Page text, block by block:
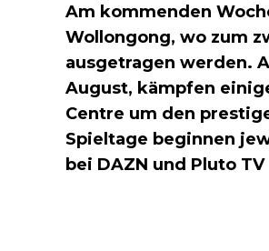
Am kommenden
Wollongong, wo zum
ausgetragen werden.
August, kämpfen
Centre um den
Spieltage beginnen
bei DAZN und Pluto